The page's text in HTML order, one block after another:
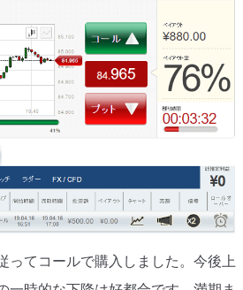
ってコールで購入しました。今後上